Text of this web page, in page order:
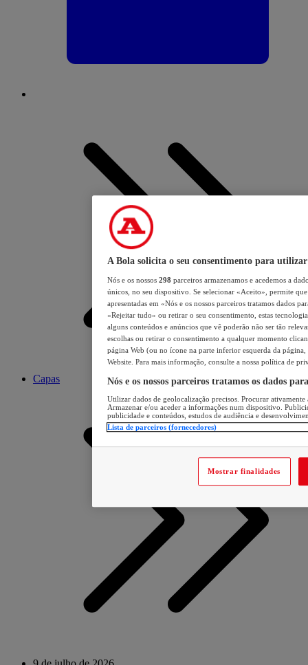
Capas
A Bola solicita o seu consentimento para utilizar
Nós e os nossos 298 parceiros armazenamos e acedemos a
únicos, no seu dispositivo. Se selecionar «Aceito», permite
apresentadas em «Nós e os nossos parceiros tratamos dados
«Rejeitar tudo» ou retirar o seu consentimento, estas
alguns conteúdos e anúncios que vê poderão não ser tão
escolhas ou retirar o consentimento a qualquer momento
página Web (ou no ícone na parte inferior esquerda da página,
Website. Para mais informação, consulte a nossa política de
Nós e os nossos parceiros tratamos os dados
Utilizar dados de geolocalização precisos. Procurar
Armazenar e/ou aceder a informações num dispositivo.
publicidade e conteúdos, estudos de audiência e
Lista de parceiros (fornecedores)
Mostrar finalidades